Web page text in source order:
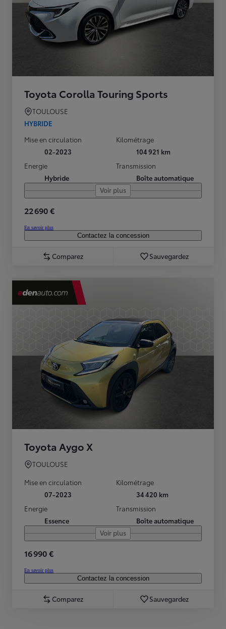
Toyota Corolla Touring Sports
TOULOUSE
HYBRIDE
Mise en circulation
02-2023
Kilométrage
104 921 km
Energie
Hybride
Transmission
Boîte automatique
Voir plus
22 690 €
En savoir plus
Contactez la concession
Comparez Sauvegardez
Toyota Aygo X
TOULOUSE
Mise en circulation
07-2023
Kilométrage
34 420 km
Energie
Essence
Transmission
Boîte automatique
Voir plus
16 990 €
En savoir plus
Contactez la concession
Comparez Sauvegardez